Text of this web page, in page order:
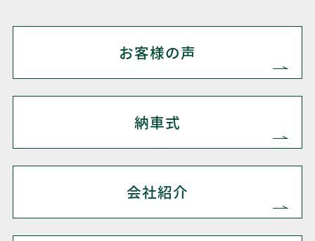
お客様の声
納車式
会社紹介